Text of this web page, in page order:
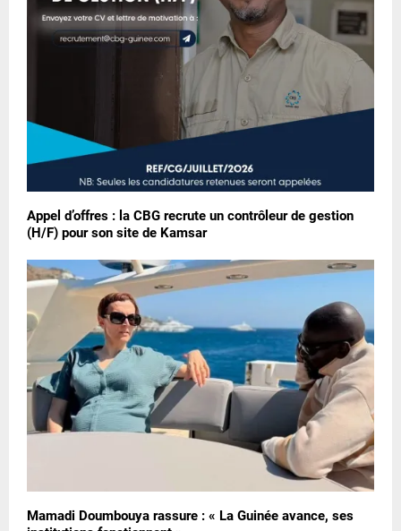
Appel d’offres : la CBG recrute un contrôleur de gestion
(H/F) pour son site de Kamsar
Mamadi Doumbouya rassure : « La Guinée avance, ses